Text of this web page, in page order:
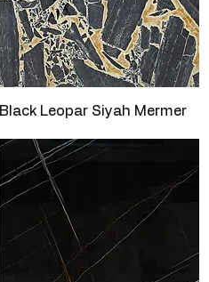
Hızlı Bakış
Black Leopar Siyah Mermer